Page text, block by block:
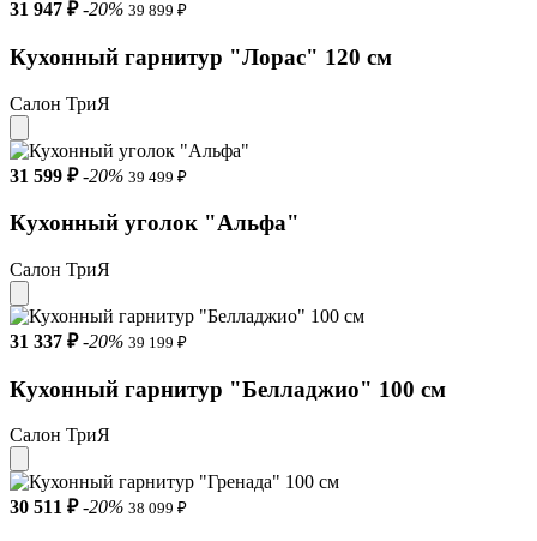
31 947 ₽ -20% 39 899 ₽
Кухонный гарнитур "Лорас" 120 см
Салон ТриЯ
31 599 ₽ -20% 39 499 ₽
Кухонный уголок "Альфа"
Салон ТриЯ
31 337 ₽ -20% 39 199 ₽
Кухонный гарнитур "Белладжио" 100 см
Салон ТриЯ
30 511 ₽ -20% 38 099 ₽